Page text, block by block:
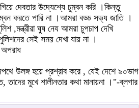
দেবতার উদ্যেশ্যে চুম্বন করি ।কিন্তু
করতে পারি না ।আমরা বড্ড সভ্য জাতি ।
,মন্ত্রীরা ঘুষ নেয আমরা চুপচাপ দেখি
সেই সময় দেখা যায় না ।
উলঙ্গ হয়ে প্রশ্রাব করে , যেই দেশে ৯০ভাগ
তাদের মুখে শালীনতার কথা মানায়না ।"-ব্লগার